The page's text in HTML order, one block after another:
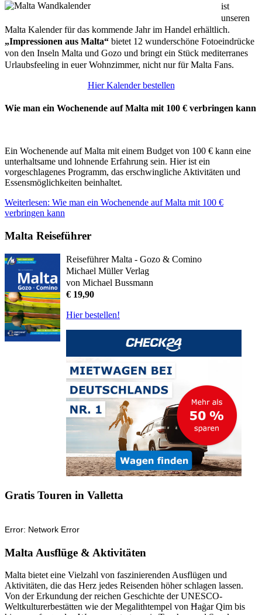
ist
unseren
Malta Kalender für das kommende Jahr im Handel erhältlich.
„Impressionen aus Malta“ bietet 12 wunderschöne Fotoeindrücke
von den Inseln Malta und Gozo und bringt ein Stück mediterranes
Urlaubsfeeling in euer Wohnzimmer, nicht nur für Malta Fans.
Hier Kalender bestellen
Wie man ein Wochenende auf Malta mit 100 € verbringen kann
Ein Wochenende auf Malta mit einem Budget von 100 € kann eine
unterhaltsame und lohnende Erfahrung sein. Hier ist ein
vorgeschlagenes Programm, das erschwingliche Aktivitäten und
Essensmöglichkeiten beinhaltet.
Weiterlesen: Wie man ein Wochenende auf Malta mit 100 €
verbringen kann
Malta Reiseführer
Reiseführer Malta - Gozo & Comino
Michael Müller Verlag
von Michael Bussmann
€ 19,90
Hier bestellen!
Gratis Touren in Valletta
Malta Ausflüge & Aktivitäten
Malta bietet eine Vielzahl von faszinierenden Ausflügen und
Aktivitäten, die das Herz jedes Reisenden höher schlagen lassen.
Von der Erkundung der reichen Geschichte der UNESCO-
Weltkulturerbestätten wie der Megalithtempel von Ħaġar Qim bis